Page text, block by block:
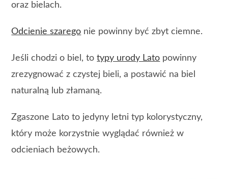
oraz bielach.
Odcienie szarego nie powinny być zbyt ciemne.
Jeśli chodzi o biel, totypy urody Lato powinny
zrezygnować z czystej bieli, a postawić na biel
naturalną lub złamaną.
Zgaszone Lato to jedyny letni typ kolorystyczny,
który może korzystnie wyglądać również w
odcieniach beżowych.